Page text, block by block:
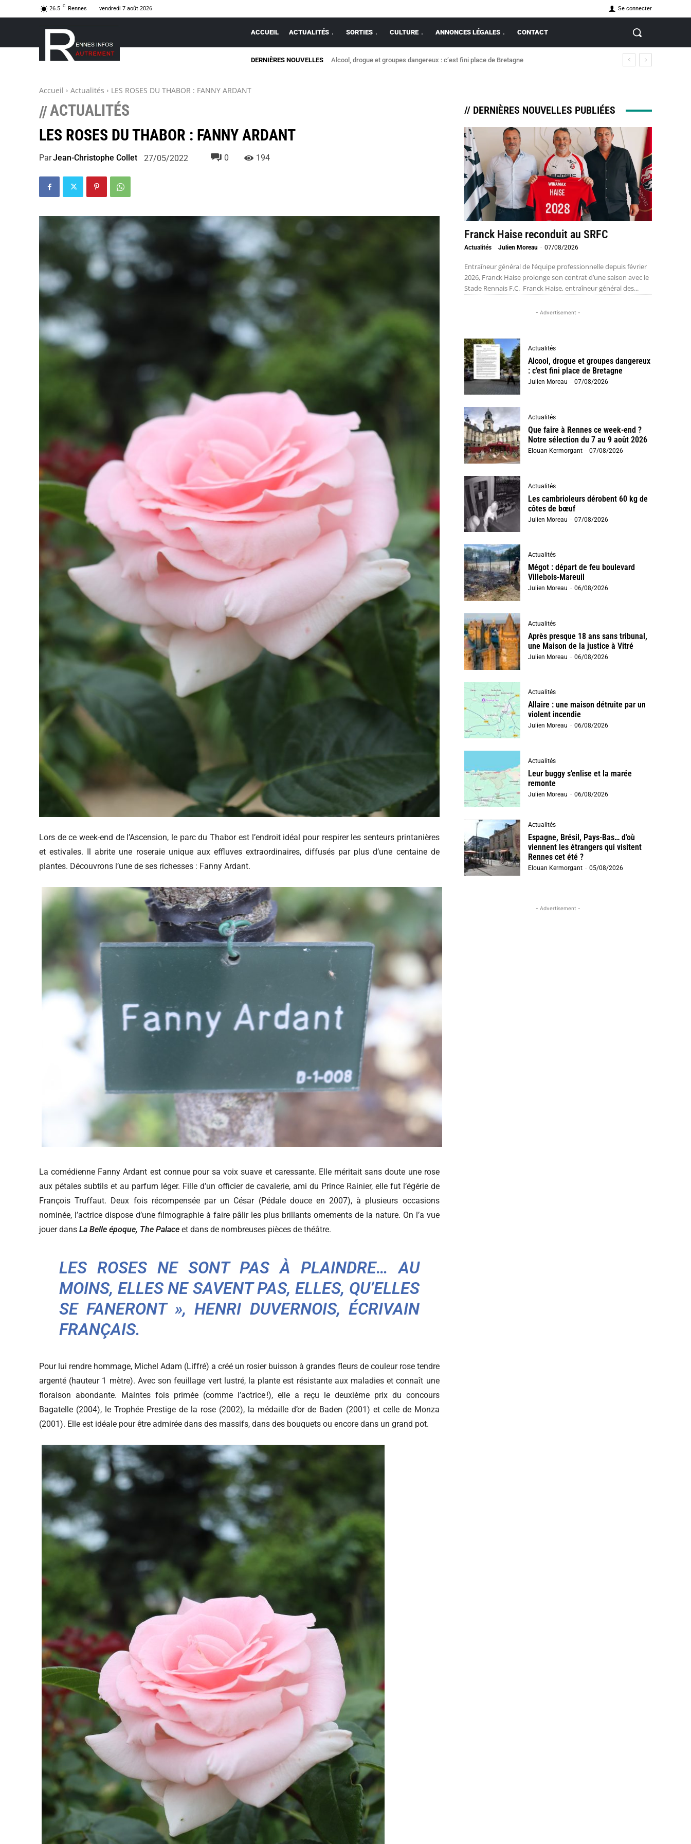
26.5 C Rennes vendredi 7 août 2026 Se connecter
ACCUEIL ACTUALITÉS SORTIES CULTURE ANNONCES LÉGALES CONTACT
DERNIÈRES NOUVELLESAlcool, drogue et groupes dangereux : c’est fini place de Bretagne
Que faire à Rennes ce week-end ? Notre sélection du 7 au 9 août 2026
Accueil Actualités LES ROSES DU THABOR : FANNY ARDANT
//ACTUALITÉS
LES ROSES DU THABOR : FANNY ARDANT
ParJean-Christophe Collet 27/05/2022 0 194
Lors de ce week-end de l’Ascension, le parc du Thabor est l’endroit idéal pour respirer les senteurs printanières
et estivales. Il abrite une roseraie unique aux effluves extraordinaires, diffusés par plus d’une centaine de
plantes. Découvrons l’une de ses richesses : Fanny Ardant.
La comédienne Fanny Ardant est connue pour sa voix suave et caressante. Elle méritait sans doute une rose
aux pétales subtils et au parfum léger. Fille d’un officier de cavalerie, ami du Prince Rainier, elle fut l’égérie de
François Truffaut. Deux fois récompensée par un César (Pédale douce en 2007), à plusieurs occasions
nominée, l’actrice dispose d’une filmographie à faire pâlir les plus brillants ornements de la nature. On l’a vue
jouer dans La Belle époque, The Palace et dans de nombreuses pièces de théâtre.
LES ROSES NE SONT PAS À PLAINDRE… AU
MOINS, ELLES NE SAVENT PAS, ELLES, QU’ELLES
SE FANERONT »,HENRI DUVERNOIS, ÉCRIVAIN
FRANÇAIS.
Pour lui rendre hommage, Michel Adam (Liffré) a créé un rosier buisson à grandes fleurs de couleur rose tendre
argenté (hauteur 1 mètre). Avec son feuillage vert lustré, la plante est résistante aux maladies et connaît une
floraison abondante. Maintes fois primée (comme l’actrice !), elle a reçu le deuxième prix du concours
Bagatelle (2004), le Trophée Prestige de la rose (2002), la médaille d’or de Baden (2001) et celle de Monza
(2001). Elle est idéale pour être admirée dans des massifs, dans des bouquets ou encore dans un grand pot.
// DERNIÈRES NOUVELLES PUBLIÉES
Franck Haise reconduit au SRFC
Actualités Julien Moreau - 07/08/2026
Entraîneur général de l’équipe professionnelle depuis février
2026, Franck Haise prolonge son contrat d’une saison avec le
Stade Rennais F.C. Franck Haise, entraîneur général des...
- Advertisement -
Actualités
Alcool, drogue et groupes dangereux
: c’est fini place de Bretagne
Julien Moreau - 07/08/2026
Actualités
Que faire à Rennes ce week-end ?
Notre sélection du 7 au 9 août 2026
Elouan Kermorgant - 07/08/2026
Actualités
Les cambrioleurs dérobent 60 kg de
côtes de bœuf
Julien Moreau - 07/08/2026
Actualités
Mégot : départ de feu boulevard
Villebois-Mareuil
Julien Moreau - 06/08/2026
Actualités
Après presque 18 ans sans tribunal,
une Maison de la justice à Vitré
Julien Moreau - 06/08/2026
Actualités
Allaire : une maison détruite par un
violent incendie
Julien Moreau - 06/08/2026
Actualités
Leur buggy s’enlise et la marée
remonte
Julien Moreau - 06/08/2026
Actualités
Espagne, Brésil, Pays-Bas… d’où
viennent les étrangers qui visitent
Rennes cet été ?
Elouan Kermorgant - 05/08/2026
- Advertisement -